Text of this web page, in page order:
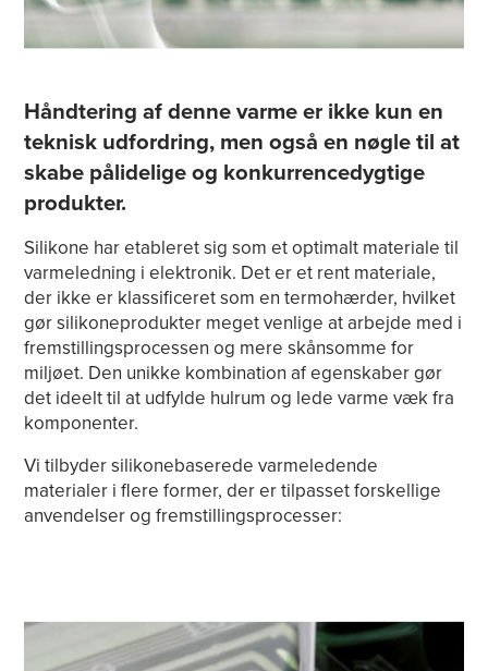
Håndtering af denne varme er ikke kun en
teknisk udfordring, men også en nøgle til at
skabe pålidelige og konkurrencedygtige
produkter.
Silikone har etableret sig som et optimalt materiale til
varmeledning i elektronik. Det er et rent materiale,
der ikke er klassificeret som en termohærder, hvilket
gør silikoneprodukter meget venlige at arbejde med i
fremstillingsprocessen og mere skånsomme for
miljøet. Den unikke kombination af egenskaber gør
det ideelt til at udfylde hulrum og lede varme væk fra
komponenter.
Vi tilbyder silikonebaserede varmeledende
materialer i flere former, der er tilpasset forskellige
anvendelser og fremstillingsprocesser: